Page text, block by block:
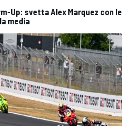
Up: svetta Alex Marquez con le
media